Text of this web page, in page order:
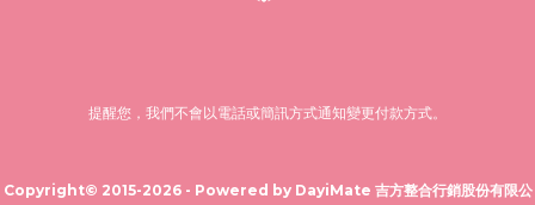
提醒您，我們不會以電話或簡訊方式通知變更付款方式。
Copyright© 2015-2026 - Powered by DayiMate 吉方整合行銷股份有限公